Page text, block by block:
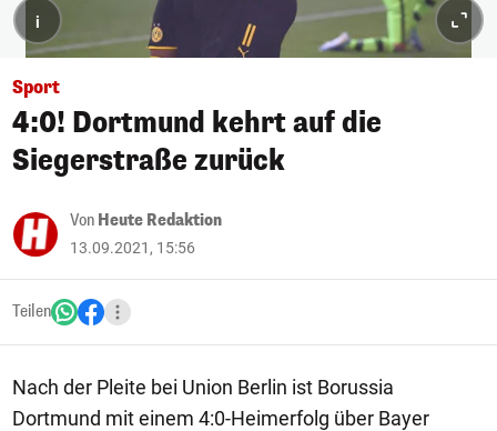
i
Sport
4:0! Dortmund kehrt auf die
Siegerstraße zurück
Von Heute Redaktion
13.09.2021, 15:56
Teilen
Nach der Pleite bei Union Berlin ist Borussia
Dortmund mit einem 4:0-Heimerfolg über Bayer